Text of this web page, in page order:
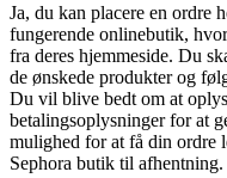
Ja, du kan placere en ordre
fungerende onlinebutik,
fra deres hjemmeside. Du
de ønskede produkter og
Du vil blive bedt om at
betalingsoplysninger for at
mulighed for at få din ordre
Sephora butik til afhentning.